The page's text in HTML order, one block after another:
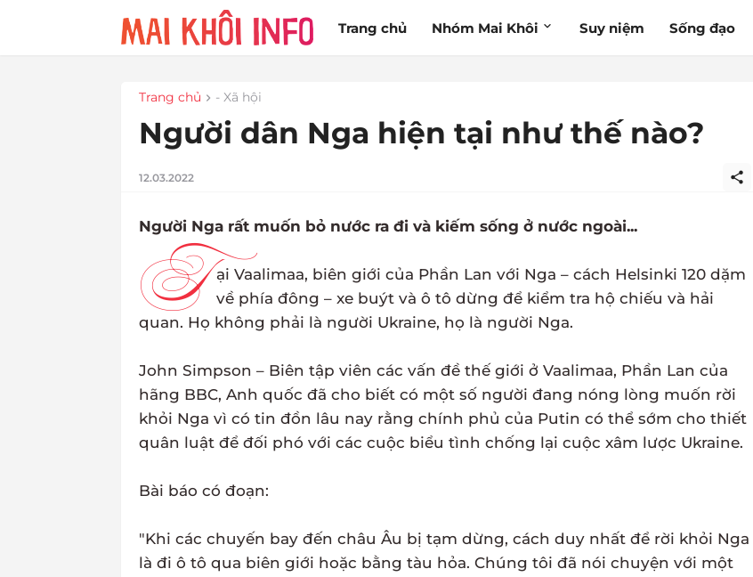
Trang chủ Nhóm Mai Khôi Suy niệm Sống đạo
Trang chủ - Xã hội
Người dân Nga hiện tại như thế nào?
12.03.2022
Người Nga rất muốn bỏ nước ra đi và kiếm sống ở nước ngoài...
T ại Vaalimaa, biên giới của Phần Lan với Nga – cách Helsinki 120 dặm
về phía đông – xe buýt và ô tô dừng để kiểm tra hộ chiếu và hải
quan. Họ không phải là người Ukraine, họ là người Nga.
John Simpson – Biên tập viên các vấn đề thế giới ở Vaalimaa, Phần Lan của
hãng BBC, Anh quốc đã cho biết có một số người đang nóng lòng muốn rời
khỏi Nga vì có tin đồn lâu nay rằng chính phủ của Putin có thể sớm cho thiết
quân luật để đối phó với các cuộc biểu tình chống lại cuộc xâm lược Ukraine.
Bài báo có đoạn:
"Khi các chuyến bay đến châu Âu bị tạm dừng, cách duy nhất để rời khỏi Nga
là đi ô tô qua biên giới hoặc bằng tàu hỏa. Chúng tôi đã nói chuyện với một